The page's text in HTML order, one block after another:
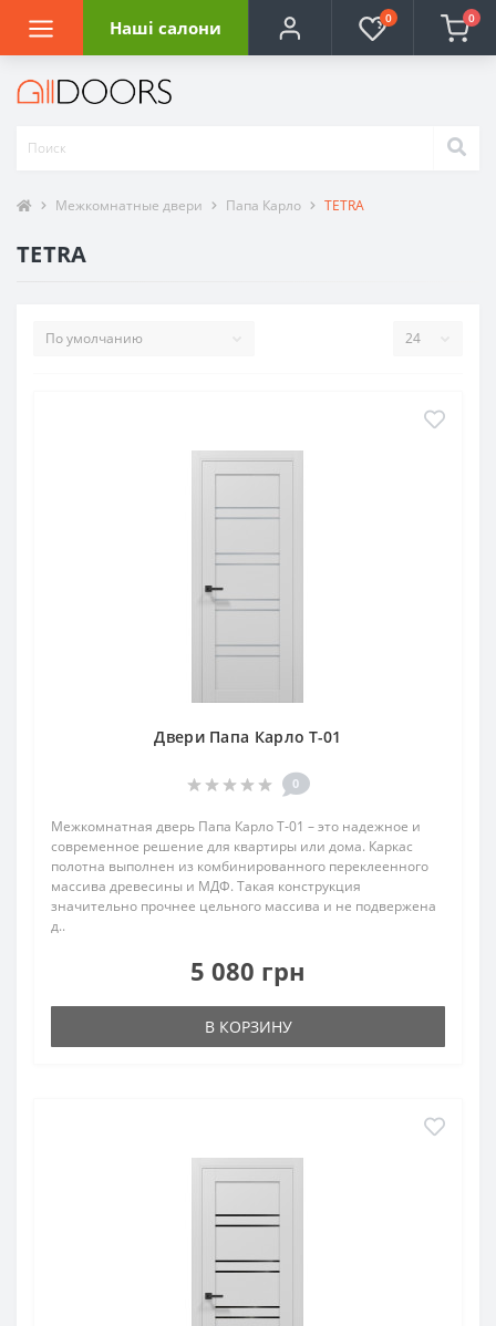
Наші салони 0 0
Межкомнатные двери Папа Карло TETRA
TETRA
Двери Папа Карло T-01
0
Межкомнатная дверь Папа Карло T‑01 – это надежное и
современное решение для квартиры или дома. Каркас
полотна выполнен из комбинированного переклеенного
массива древесины и МДФ. Такая конструкция
значительно прочнее цельного массива и не подвержена
д..
5 080 грн
В КОРЗИНУ